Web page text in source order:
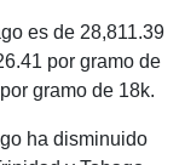
es de 28,811.39
por gramo de
por gramo de 18k.
ha disminuido